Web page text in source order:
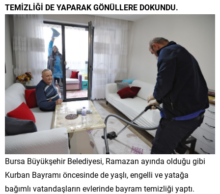
TEMİZLİĞİ DE YAPARAK GÖNÜLLERE DOKUNDU.
Bursa Büyükşehir Belediyesi, Ramazan ayında olduğu gibi
Kurban Bayramı öncesinde de yaşlı, engelli ve yatağa
bağımlı vatandaşların evlerinde bayram temizliği yaptı.